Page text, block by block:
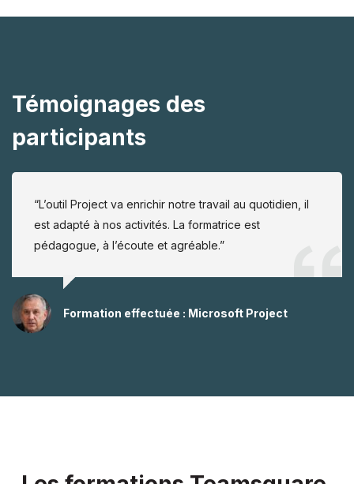
Témoignages des
participants
“L’outil Project va enrichir notre travail au quotidien, il
est adapté à nos activités. La formatrice est
pédagogue, à l’écoute et agréable.”
Formation effectuée : Microsoft Project